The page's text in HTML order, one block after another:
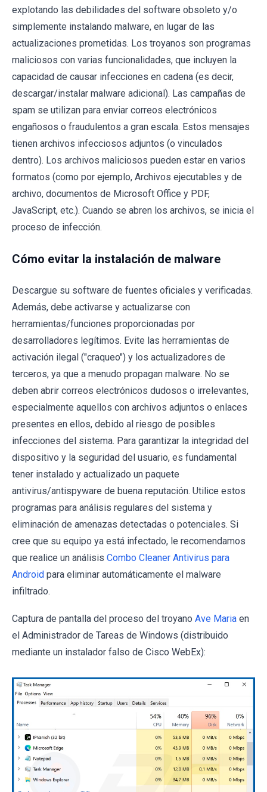
explotando las debilidades del software obsoleto y/o
simplemente instalando malware, en lugar de las
actualizaciones prometidas. Los troyanos son programas
maliciosos con varias funcionalidades, que incluyen la
capacidad de causar infecciones en cadena (es decir,
descargar/instalar malware adicional). Las campañas de
spam se utilizan para enviar correos electrónicos
engañosos o fraudulentos a gran escala. Estos mensajes
tienen archivos infecciosos adjuntos (o vinculados
dentro). Los archivos maliciosos pueden estar en varios
formatos (como por ejemplo, Archivos ejecutables y de
archivo, documentos de Microsoft Office y PDF,
JavaScript, etc.). Cuando se abren los archivos, se inicia el
proceso de infección.
Cómo evitar la instalación de malware
Descargue su software de fuentes oficiales y verificadas.
Además, debe activarse y actualizarse con
herramientas/funciones proporcionadas por
desarrolladores legítimos. Evite las herramientas de
activación ilegal ("craqueo") y los actualizadores de
terceros, ya que a menudo propagan malware. No se
deben abrir correos electrónicos dudosos o irrelevantes,
especialmente aquellos con archivos adjuntos o enlaces
presentes en ellos, debido al riesgo de posibles
infecciones del sistema. Para garantizar la integridad del
dispositivo y la seguridad del usuario, es fundamental
tener instalado y actualizado un paquete
antivirus/antispyware de buena reputación. Utilice estos
programas para análisis regulares del sistema y
eliminación de amenazas detectadas o potenciales. Si
cree que su equipo ya está infectado, le recomendamos
que realice un análisis Combo Cleaner Antivirus para
Android para eliminar automáticamente el malware
infiltrado.
Captura de pantalla del proceso del troyano Ave Maria en
el Administrador de Tareas de Windows (distribuido
mediante un instalador falso de Cisco WebEx):